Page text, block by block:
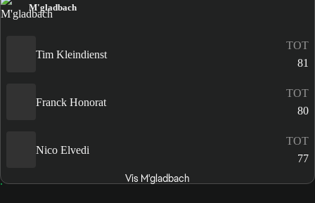
M'gladbach
Tim Kleindienst
TOT
81
Franck Honorat
TOT
80
Nico Elvedi
TOT
77
Vis M'gladbach